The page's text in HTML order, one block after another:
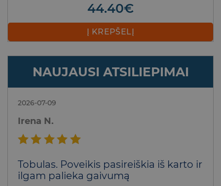
44.40€
Į KREPŠELĮ
NAUJAUSI ATSILIEPIMAI
2026-07-09
Irena N.
5iš 5
Tobulas. Poveikis pasireiškia iš karto ir
ilgam palieka gaivumą